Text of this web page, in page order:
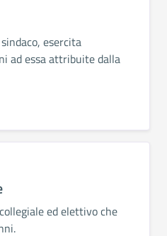
esercita
ad essa attribuite dalla
ed elettivo che